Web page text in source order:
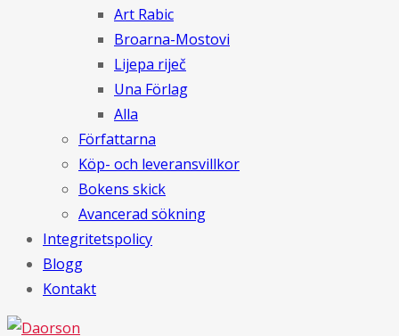
Art Rabic
Broarna-Mostovi
Lijepa riječ
Una Förlag
Alla
Författarna
Köp- och leveransvillkor
Bokens skick
Avancerad sökning
Integritetspolicy
Blogg
Kontakt